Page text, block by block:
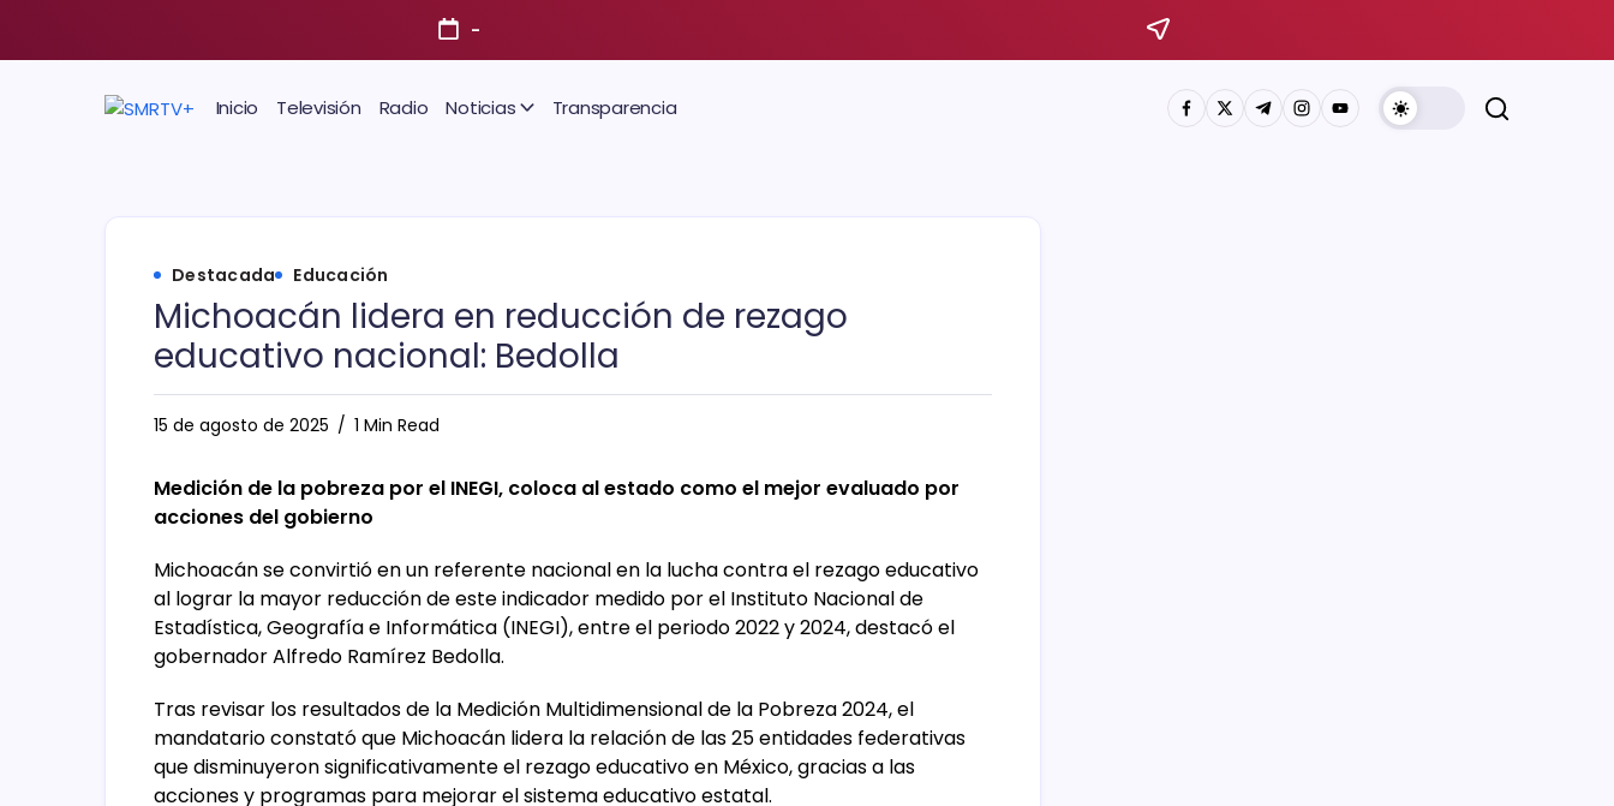
-
Inicio Televisión Radio Noticias Transparencia
Destacada Educación
Michoacán lidera en reducción de rezago
educativo nacional: Bedolla
15 de agosto de 2025 1 Min Read
Medición de la pobreza por el INEGI, coloca al estado como el mejor evaluado por
acciones del gobierno
Michoacán se convirtió en un referente nacional en la lucha contra el rezago educativo
al lograr la mayor reducción de este indicador medido por el Instituto Nacional de
Estadística, Geografía e Informática (INEGI), entre el periodo 2022 y 2024, destacó el
gobernador Alfredo Ramírez Bedolla.
Tras revisar los resultados de la Medición Multidimensional de la Pobreza 2024, el
mandatario constató que Michoacán lidera la relación de las 25 entidades federativas
que disminuyeron significativamente el rezago educativo en México, gracias a las
acciones y programas para mejorar el sistema educativo estatal.